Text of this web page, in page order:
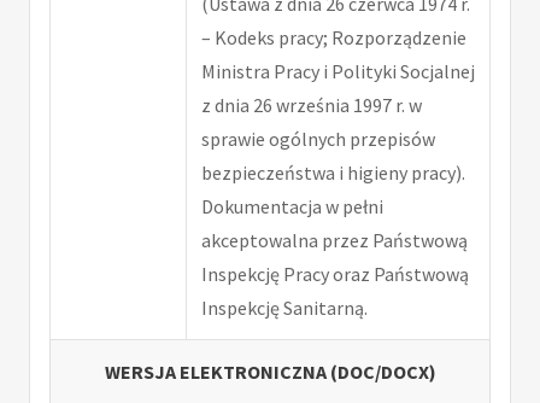
– Kodeks pracy; Rozporządzenie
Ministra Pracy i Polityki Socjalnej
z dnia 26 września 1997 r. w
sprawie ogólnych przepisów
bezpieczeństwa i higieny pracy).
Dokumentacja w pełni
akceptowalna przez Państwową
Inspekcję Pracy oraz Państwową
Inspekcję Sanitarną.
WERSJA ELEKTRONICZNA (DOC/DOCX)